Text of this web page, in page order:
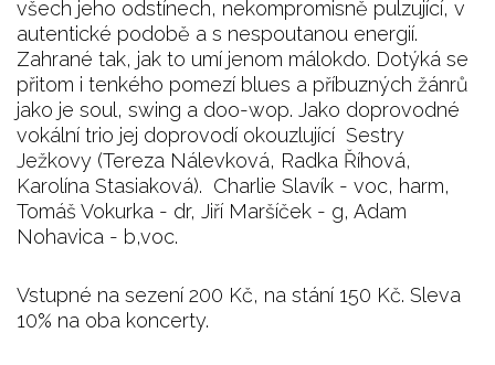
všech jeho odstínech, nekompromisně pulzující, v
autentické podobě a s nespoutanou energií.
Zahrané tak, jak to umí jenom málokdo. Dotýká se
přitom i tenkého pomezí blues a příbuzných žánrů
jako je soul, swing a doo-wop. Jako doprovodné
vokální trio jej doprovodí okouzlující Sestry
Ježkovy (Tereza Nálevková, Radka Říhová,
Karolína Stasiaková). Charlie Slavík - voc, harm,
Tomáš Vokurka - dr, Jiří Maršíček - g, Adam
Nohavica - b,voc.
Vstupné na sezení 200 Kč, na stání 150 Kč. Sleva
10% na oba koncerty.